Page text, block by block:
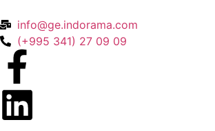
info@ge.indorama.com
(+995 341) 27 09 09